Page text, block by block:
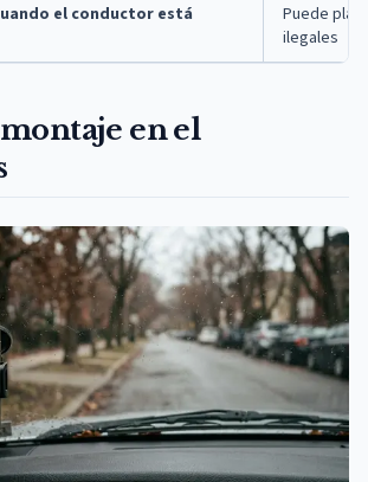
el conductor está
Puede
ilegales
en el